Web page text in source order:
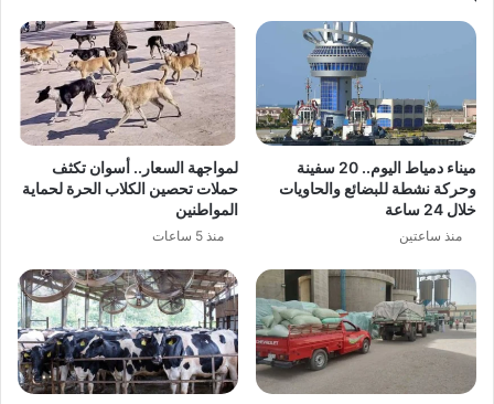
ميناء دمياط اليوم.. 20 سفينة
وحركة نشطة للبضائع والحاويات
خلال 24 ساعة
منذ ساعتين
لمواجهة السعار.. أسوان تكثف
حملات تحصين الكلاب الحرة لحماية
المواطنين
منذ 5 ساعات